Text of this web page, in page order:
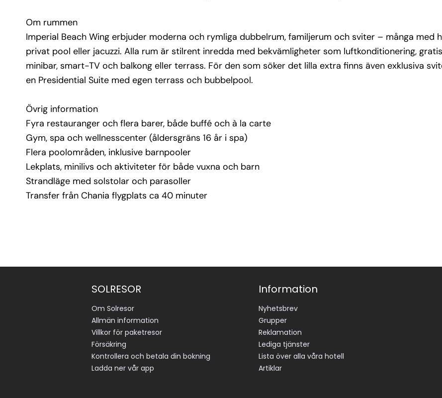
Transfer från Chania flygplats ca 40 minuter
Om rummen
Imperial Beach Wing erbjuder moderna och rymliga dubbelrum, familjerum och sviter – många med
privat pool eller jacuzzi. Alla rum är stilrent inredda med bekvämligheter som luftkonditionering,
minibar, smart-TV och balkong eller terrass. För den som söker det lilla extra finns även exklusiva
en Presidential Suite med egen terrass och bubbelpool.
Övrig information
Fyra restauranger och flera barer, både buffé och à la carte
Gym, spa och wellnesscenter (åldersgräns 16 år i spa)
Flera poolområden, inklusive barnpooler
Lekplats, minilivs och aktiviteter för både vuxna och barn
Strandläge med solstolar och parasoller
Transfer från Chania flygplats ca 40 minuter
SOLRESOR
Om Solresor
Allmän information
Villkor för paketresor
Försäkring
Kontrollera och betala din bokning
Ladda ner vår app
Information
Nyhetsbrev
Grupper
Reklamation
Lediga tjänster
Lista över alla våra hotell
Artiklar